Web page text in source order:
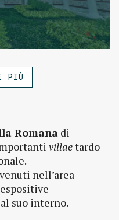
PIÙ
Romana di
villaetardo
nell’area
suo interno.